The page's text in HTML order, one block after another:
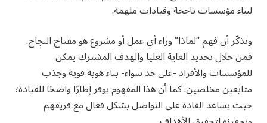
لبناء مؤسسات ناجحة وقيادات ملهمة.
وتذكّر أن فهم “لماذا” وراء أي عمل أو مشروع هو مفتاح النجاح.
فمن خلال تحديد الغاية العليا والهدف المشترك يمكن
للمؤسسات والأفراد -على حد سواء- بناء هوية قوية وجذب
متابعين مخلصين. كما أن هذا المفهوم يوفر إطارًا واضحًا للقيادة؛
حيث يساعد القادة على التواصل بشكل فعال مع فريقهم